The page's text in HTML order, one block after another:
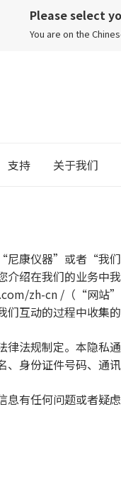
Please select
You are on the
支持 关于我们
尼康仪器”或者“我
绍在我们的业务中
zh-cn /（“网站”
们互动的过程中收集
律法规制定。本隐
、身份证件号码、通
有任何问题或者疑